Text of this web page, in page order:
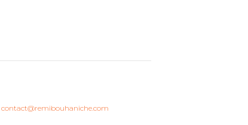
contact@remibouhaniche.com